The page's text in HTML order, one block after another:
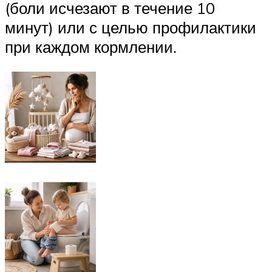
(боли исчезают в течение 10
минут) или с целью профилактики
при каждом кормлении.